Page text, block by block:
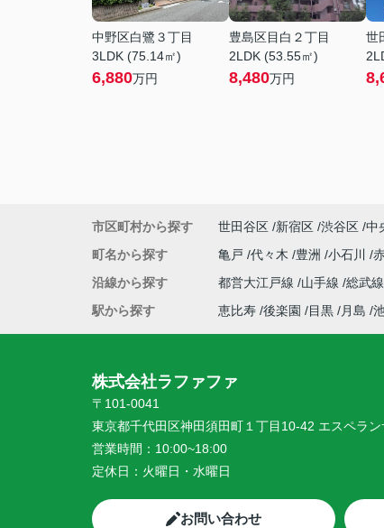
中野区白鷺３丁目
3LDK (75.14㎡)
6,880万円
豊島区目白２丁目
2LDK (53.55㎡)
8,480万円
世
市区町村から探す 世田谷区 新宿区 渋谷区 中
町名から探す
亀戸 代々木 豊洲 小石川
沿線から探す
都営大江戸線 山手線 総武線
駅から探す
恵比寿 後楽園 目黒 月島
株式会社ラファファ
〒101-0041
東京都千代田区神田須田町１丁目10-42 エスペラ
営業時間： 10:00~18:00
定休日： 火曜日・水曜日
お問い合わせ